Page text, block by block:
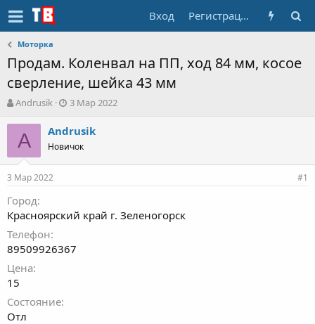
Вход Регистрация
Моторка
Продам. Коленвал на ПП, ход 84 мм, косое
сверление, шейка 43 мм
А
т
о
т
е
ы
Andrusik
Д
т
н
а
а
3 Мар 2022
A Andrusik
Новичок
3 Мар 2022 #1
Город
Красноярский край г. Зеленогорск
Телефон
89509926367
Цена
15
Состояние
Отл